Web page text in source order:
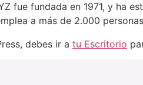
fue fundada en 1971, y ha
a más de 2.000
debes ir a tu Escritorio